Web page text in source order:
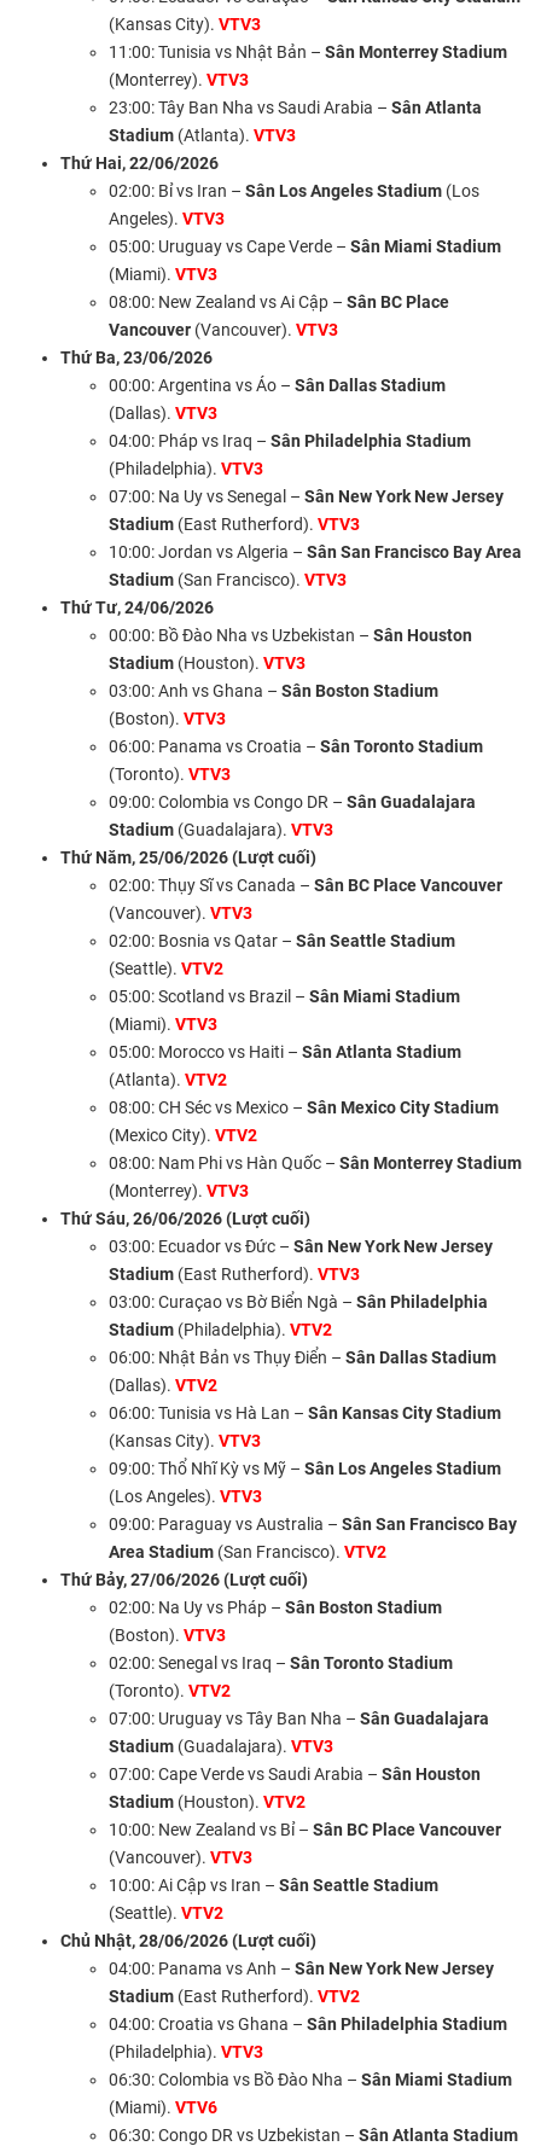
(Kansas City). VTV3
11:00: Tunisia vs Nhật Bản – Sân Monterrey Stadium
(Monterrey). VTV3
23:00: Tây Ban Nha vs Saudi Arabia – Sân Atlanta
Stadium (Atlanta). VTV3
Thứ Hai, 22/06/2026
02:00: Bỉ vs Iran – Sân Los Angeles Stadium (Los
Angeles). VTV3
05:00: Uruguay vs Cape Verde – Sân Miami Stadium
(Miami). VTV3
08:00: New Zealand vs Ai Cập – Sân BC Place
Vancouver (Vancouver). VTV3
Thứ Ba, 23/06/2026
00:00: Argentina vs Áo – Sân Dallas Stadium
(Dallas). VTV3
04:00: Pháp vs Iraq – Sân Philadelphia Stadium
(Philadelphia). VTV3
07:00: Na Uy vs Senegal – Sân New York New Jersey
Stadium (East Rutherford). VTV3
10:00: Jordan vs Algeria – Sân San Francisco Bay Area
Stadium (San Francisco). VTV3
Thứ Tư, 24/06/2026
00:00: Bồ Đào Nha vs Uzbekistan – Sân Houston
Stadium (Houston). VTV3
03:00: Anh vs Ghana – Sân Boston Stadium
(Boston). VTV3
06:00: Panama vs Croatia – Sân Toronto Stadium
(Toronto). VTV3
09:00: Colombia vs Congo DR – Sân Guadalajara
Stadium (Guadalajara). VTV3
Thứ Năm, 25/06/2026 (Lượt cuối)
02:00: Thụy Sĩ vs Canada – Sân BC Place Vancouver
(Vancouver). VTV3
02:00: Bosnia vs Qatar – Sân Seattle Stadium
(Seattle). VTV2
05:00: Scotland vs Brazil – Sân Miami Stadium
(Miami). VTV3
05:00: Morocco vs Haiti – Sân Atlanta Stadium
(Atlanta). VTV2
08:00: CH Séc vs Mexico – Sân Mexico City Stadium
(Mexico City). VTV2
08:00: Nam Phi vs Hàn Quốc – Sân Monterrey Stadium
(Monterrey). VTV3
Thứ Sáu, 26/06/2026 (Lượt cuối)
03:00: Ecuador vs Đức – Sân New York New Jersey
Stadium (East Rutherford). VTV3
03:00: Curaçao vs Bờ Biển Ngà – Sân Philadelphia
Stadium (Philadelphia). VTV2
06:00: Nhật Bản vs Thụy Điển – Sân Dallas Stadium
(Dallas). VTV2
06:00: Tunisia vs Hà Lan – Sân Kansas City Stadium
(Kansas City). VTV3
09:00: Thổ Nhĩ Kỳ vs Mỹ – Sân Los Angeles Stadium
(Los Angeles). VTV3
09:00: Paraguay vs Australia – Sân San Francisco Bay
Area Stadium (San Francisco). VTV2
Thứ Bảy, 27/06/2026 (Lượt cuối)
02:00: Na Uy vs Pháp – Sân Boston Stadium
(Boston). VTV3
02:00: Senegal vs Iraq – Sân Toronto Stadium
(Toronto). VTV2
07:00: Uruguay vs Tây Ban Nha – Sân Guadalajara
Stadium (Guadalajara). VTV3
07:00: Cape Verde vs Saudi Arabia – Sân Houston
Stadium (Houston). VTV2
10:00: New Zealand vs Bỉ – Sân BC Place Vancouver
(Vancouver). VTV3
10:00: Ai Cập vs Iran – Sân Seattle Stadium
(Seattle). VTV2
Chủ Nhật, 28/06/2026 (Lượt cuối)
04:00: Panama vs Anh – Sân New York New Jersey
Stadium (East Rutherford). VTV2
04:00: Croatia vs Ghana – Sân Philadelphia Stadium
(Philadelphia). VTV3
06:30: Colombia vs Bồ Đào Nha – Sân Miami Stadium
(Miami). VTV6
06:30: Congo DR vs Uzbekistan – Sân Atlanta Stadium